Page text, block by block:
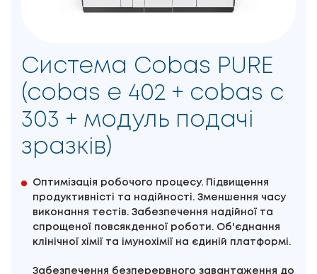
Система Cobas PURE
(cobas e 402 + cobas c
303 + модуль подачі
зразків)
Оптимізація робочого процесу. Підвищення
продуктивністі та надійності. Зменшення часу
виконання тестів. Забезпечення надійної та
спрощеної повсякденної роботи. Об'єднання
клінічної хімії та імунохімії на єдиній платформі.
Забезпечення безперервного завантаження до